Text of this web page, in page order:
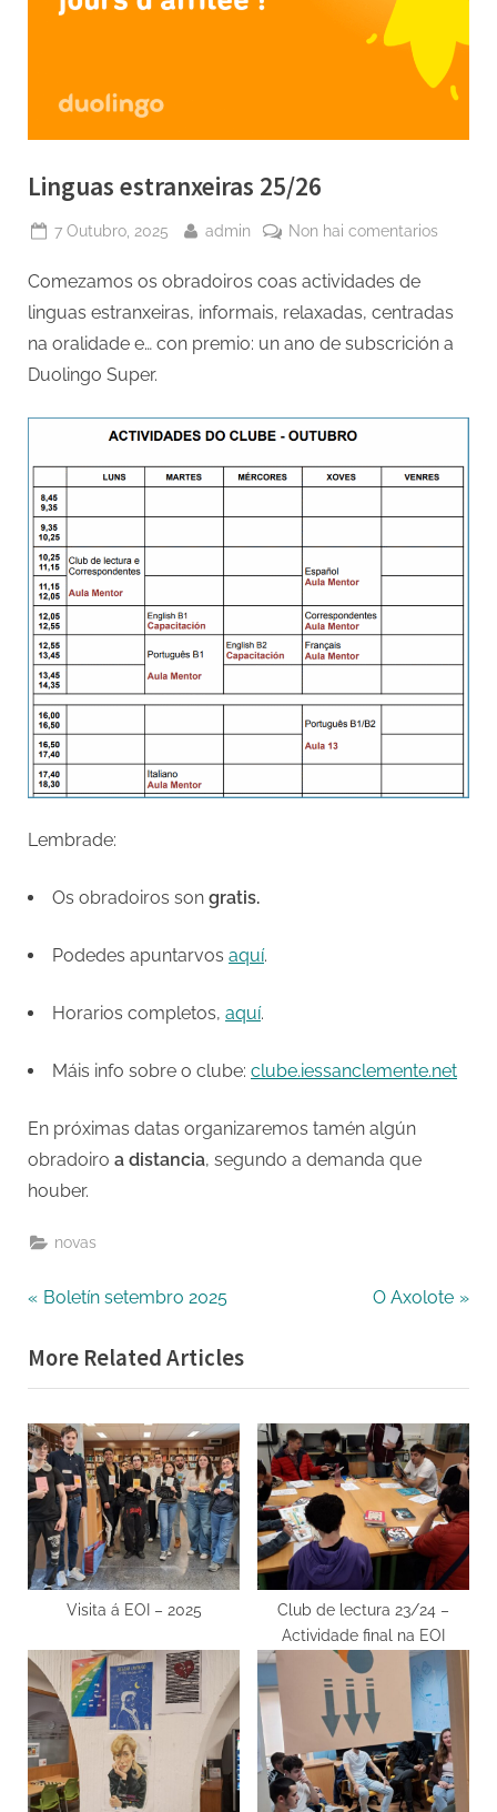
Linguas estranxeiras 25/26
Posted
7 Outubro, 2025 By
admin Non hai comentariosen
25/26
Comezamos os obradoiros coas actividades de
linguas estranxeiras, informais, relaxadas, centradas
na oralidade e… con premio: un ano de subscrición a
Duolingo Super.
Lembrade:
Os obradoiros son gratis.
Podedes apuntarvos aquí.
Horarios completos, aquí.
Máis info sobre o clube: clube.iessanclemente.net
En próximas datas organizaremos tamén algún
obradoiro a distancia, segundo a demanda que
houber.
novas
Navegación
de
entradas
P
e
v
i
o
u
s
P
o
:
Boletín setembro 2025
N
t
P
o
s
t
O Axolote
More Related Articles
Visita á EOI – 2025
Club de lectura 23/24 –
Actividade final na EOI